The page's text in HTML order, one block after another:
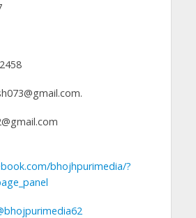
bhojhpurimedia/?